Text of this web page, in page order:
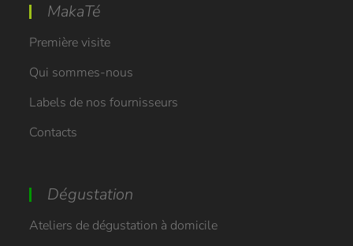
MakaTé
Première visite
Qui sommes-nous
Labels de nos fournisseurs
Contacts
Dégustation
Ateliers de dégustation à domicile